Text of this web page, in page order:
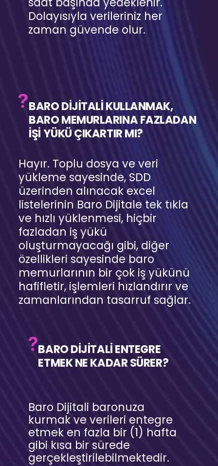
Dolayısıyla verileriniz her
zaman güvende olur.
BARO DİJİTALİ KULLANMAK,
BARO MEMURLARINA FAZLADAN
İŞİ YÜKÜ ÇIKARTIR MI?
Hayır. Toplu dosya ve veri
yükleme sayesinde, SDD
üzerinden alınacak excel
listelerinin Baro Dijitale tek tıkla
ve hızlı yüklenmesi, hiçbir
fazladan iş yükü
oluşturmayacağı gibi, diğer
özellikleri sayesinde baro
memurlarının bir çok iş yükünü
hafifletir, işlemleri hızlandırır ve
zamanlarından tasarruf sağlar.
BARO DİJİTALİ ENTEGRE
ETMEK NE KADAR SÜRER?
Baro Dijitali baronuza
kurmak ve verileri entegre
etmek en fazla bir (1) hafta
gibi kısa bir sürede
gerçekleştirilebilmektedir.